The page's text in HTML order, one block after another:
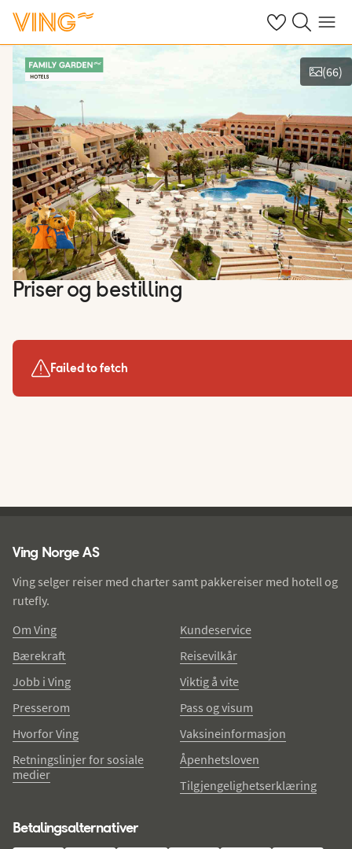
Se dine sparte
Søk påMeny
Se bilder og film
(66)
Priser og bestilling
Failed to fetch
Ving Norge AS
Ving selger reiser med charter samt pakkereiser med hotell og
rutefly.
Om Ving
Bærekraft
Jobb i Ving
Presserom
Hvorfor Ving
Retningslinjer for sosiale
medier
Kundeservice
Reisevilkår
Viktig å vite
Pass og visum
Vaksineinformasjon
Åpenhetsloven
Tilgjengelighetserklæring
Betalingsalternativer